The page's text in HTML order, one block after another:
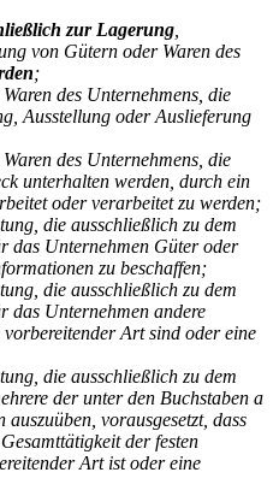
zur Lagerung
von Gütern oder Waren des
;
des Unternehmens, die
Ausstellung oder Auslieferung
des Unternehmens, die
unterhalten werden, durch ein
oder verarbeitet zu werden;
die ausschließlich zu dem
das Unternehmen Güter oder
zu beschaffen;
die ausschließlich zu dem
das Unternehmen andere
Art sind oder eine
die ausschließlich zu dem
der unter den Buchstaben a
vorausgesetzt, dass
der festen
Art ist oder eine